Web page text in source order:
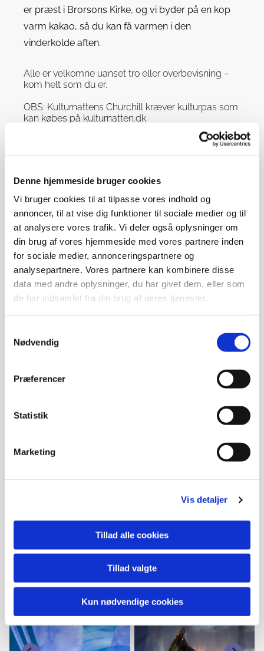
Denne hjemmeside bruger cookies
Vi bruger cookies til at tilpasse vores indhold og
annoncer, til at vise dig funktioner til sociale medier og til
at analysere vores trafik. Vi deler også oplysninger om
din brug af vores hjemmeside med vores partnere inden
for sociale medier, annonceringspartnere og
analysepartnere. Vores partnere kan kombinere disse
data med andre oplysninger, du har givet dem, eller som
de har indsamlet fra din brug af deres tjenester.
Nødvendig
Præferencer
Statistik
Marketing
Vis detaljer
Tillad alle cookies
Tillad valgte
Kun nødvendige cookies
er præst i Brorsons Kirke, og vi byder på en kop
varm kakao, så du kan få varmen i den
vinderkolde aften.
Alle er velkomne uanset tro eller overbevisning –
kom helt som du er.
OBS: Kulturnattens Churchill kræver kulturpas som
kan købes på kulturnatten.dk.